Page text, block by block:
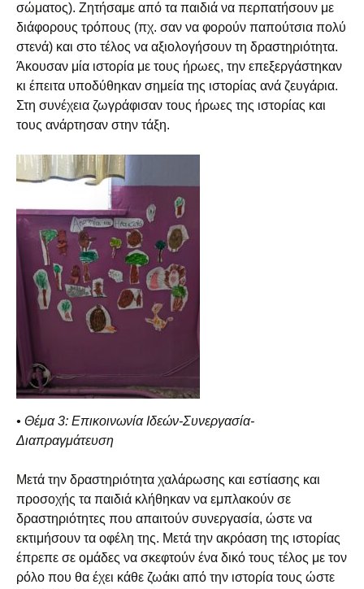
σώματος). Ζητήσαμε από τα παιδιά να περπατήσουν με
διάφορους τρόπους (πχ. σαν να φορούν παπούτσια πολύ
στενά) και στο τέλος να αξιολογήσουν τη δραστηριότητα.
Άκουσαν μία ιστορία με τους ήρωες, την επεξεργάστηκαν
κι έπειτα υποδύθηκαν σημεία της ιστορίας ανά ζευγάρια.
Στη συνέχεια ζωγράφισαν τους ήρωες της ιστορίας και
τους ανάρτησαν στην τάξη.
• Θέμα 3: Επικοινωνία Ιδεών-Συνεργασία-
Διαπραγμάτευση
Μετά την δραστηριότητα χαλάρωσης και εστίασης και
προσοχής τα παιδιά κλήθηκαν να εμπλακούν σε
δραστηριότητες που απαιτούν συνεργασία, ώστε να
εκτιμήσουν τα οφέλη της. Μετά την ακρόαση της ιστορίας
έπρεπε σε ομάδες να σκεφτούν ένα δικό τους τέλος με τον
ρόλο που θα έχει κάθε ζωάκι από την ιστορία τους ώστε